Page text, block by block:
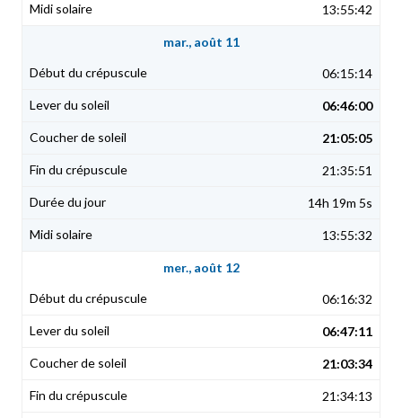
13:55:42
mar., août 11
06:15:14
06:46:00
21:05:05
21:35:51
14h 19m 5s
13:55:32
mer., août 12
06:16:32
06:47:11
21:03:34
21:34:13